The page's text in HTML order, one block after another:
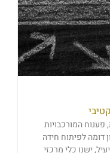
פענוח המורכבויות
דומה לפיתוח חידה
ישנו כלי מרכזי